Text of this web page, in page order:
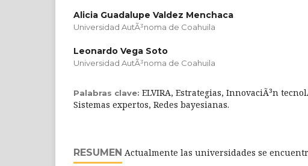
Alicia Guadalupe Valdez Menchaca
Universidad AutÃ³noma de Coahuila
Leonardo Vega Soto
Universidad AutÃ³noma de Coahuila
Palabras clave: ELVIRA, Estrategias, InnovaciÃ³n
Sistemas expertos, Redes bayesianas.
RESUMEN Actualmente las universidades se